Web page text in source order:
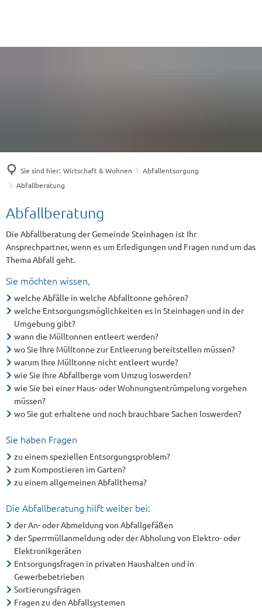
Sie sind hier: Wirtschaft & Wohnen
Abfallentsorgung
Abfallberatung
Abfallberatung
Abfallberatung
Die Abfallberatung der Gemeinde Steinhagen ist Ihr
Ansprechpartner, wenn es um Erledigungen und Fragen rund um das
Thema Abfall geht.
Sie möchten wissen,
welche Abfälle in welche Abfalltonne gehören?
welche Entsorgungsmöglichkeiten es in Steinhagen und in der
Umgebung gibt?
wann die Mülltonnen entleert werden?
wo Sie Ihre Mülltonne zur Entleerung bereitstellen müssen?
warum Ihre Mülltonne nicht entleert wurde?
wie Sie Ihre Abfallberge vom Umzug loswerden?
wie Sie bei einer Haus- oder Wohnungsentrümpelung vorgehen
müssen?
wo Sie gut erhaltene und noch brauchbare Sachen loswerden?
Sie haben Fragen
zu einem speziellen Entsorgungsproblem?
zum Kompostieren im Garten?
zu einem allgemeinen Abfallthema?
Die Abfallberatung hilft weiter bei:
der An- oder Abmeldung von Abfallgefäßen
der Sperrmüllanmeldung oder der Abholung von Elektro- oder
Elektronikgeräten
Entsorgungsfragen in privaten Haushalten und in
Gewerbebetrieben
Sortierungsfragen
Fragen zu den Abfallsystemen